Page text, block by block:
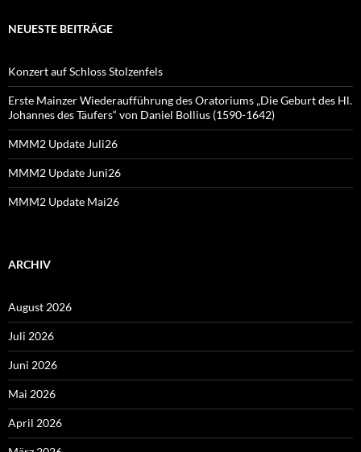
NEUESTE BEITRÄGE
Konzert auf Schloss Stolzenfels
Erste Mainzer Wiederaufführung des Oratoriums „Die Geburt des Hl.
Johannes des Täufers“ von Daniel Bollius (1590-1642)
MMM2 Update Juli26
MMM2 Update Juni26
MMM2 Update Mai26
ARCHIV
August 2026
Juli 2026
Juni 2026
Mai 2026
April 2026